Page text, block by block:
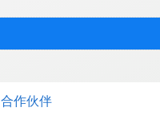
合作伙伴